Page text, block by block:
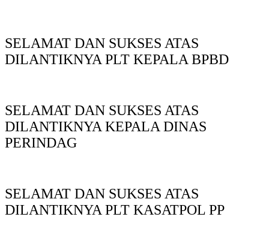
SELAMAT DAN SUKSES ATAS
DILANTIKNYA PLT KEPALA BPBD
SELAMAT DAN SUKSES ATAS
DILANTIKNYA KEPALA DINAS
PERINDAG
SELAMAT DAN SUKSES ATAS
DILANTIKNYA PLT KASATPOL PP